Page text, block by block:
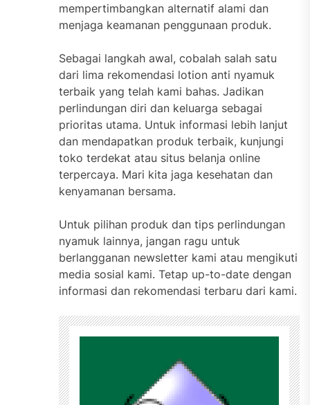
mempertimbangkan alternatif alami dan
menjaga keamanan penggunaan produk.
Sebagai langkah awal, cobalah salah satu
dari lima rekomendasi lotion anti nyamuk
terbaik yang telah kami bahas. Jadikan
perlindungan diri dan keluarga sebagai
prioritas utama. Untuk informasi lebih lanjut
dan mendapatkan produk terbaik, kunjungi
toko terdekat atau situs belanja online
terpercaya. Mari kita jaga kesehatan dan
kenyamanan bersama.
Untuk pilihan produk dan tips perlindungan
nyamuk lainnya, jangan ragu untuk
berlangganan newsletter kami atau mengikuti
media sosial kami. Tetap up-to-date dengan
informasi dan rekomendasi terbaru dari kami.